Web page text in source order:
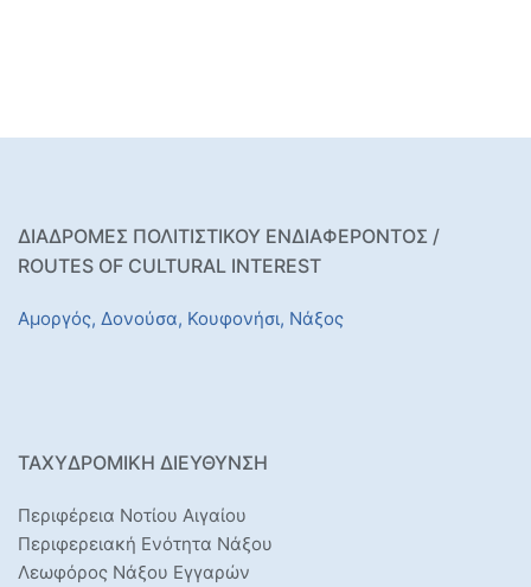
ΔΙΑΔΡΟΜΕΣ ΠΟΛΙΤΙΣΤΙΚΟΥ ΕΝΔΙΑΦΕΡΟΝΤΟΣ /
ROUTES OF CULTURAL INTEREST
Αμοργός, Δονούσα, Κουφονήσι, Νάξος
ΤΑΧΥΔΡΟΜΙΚΉ ΔΙΕΎΘΥΝΣΗ
Περιφέρεια Νοτίου Αιγαίου
Περιφερειακή Ενότητα Νάξου
Λεωφόρος Νάξου Εγγαρών